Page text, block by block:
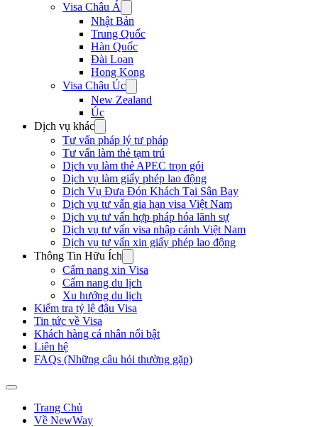
Visa Châu Á
Nhật Bản
Trung Quốc
Hàn Quốc
Đài Loan
Hong Kong
Visa Châu Úc
New Zealand
Úc
Dịch vụ khác
Tư vấn pháp lý tư pháp
Tư vấn làm thẻ tạm trú
Dịch vụ làm thẻ APEC trọn gói
Dịch vụ làm giấy phép lao động
Dịch Vụ Đưa Đón Khách Tại Sân Bay
Dịch vụ tư vấn gia hạn visa Việt Nam
Dịch vụ tư vấn hợp pháp hóa lãnh sự
Dịch vụ tư vấn visa nhập cảnh Việt Nam
Dịch vụ tư vấn xin giấy phép lao động
Thông Tin Hữu Ích
Cẩm nang xin Visa
Cẩm nang du lịch
Xu hướng du lịch
Kiểm tra tỷ lệ đậu Visa
Tin tức về Visa
Khách hàng cá nhân nổi bật
Liên hệ
FAQs (Những câu hỏi thường gặp)
Trang Chủ
Về NewWay